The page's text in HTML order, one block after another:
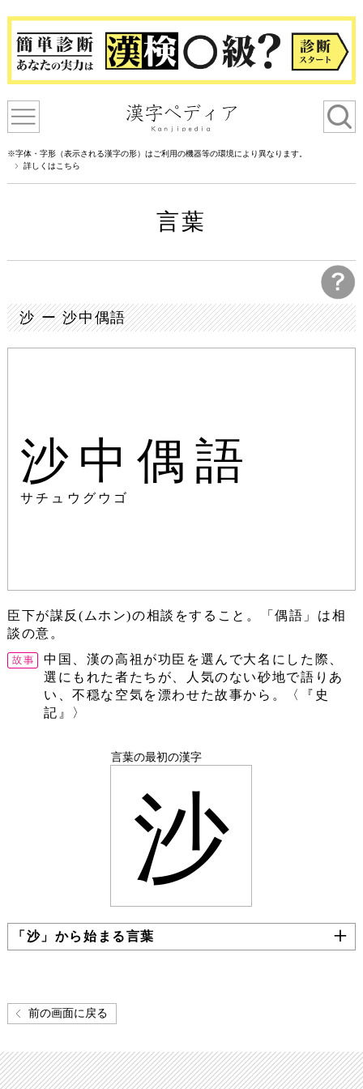
※字体・字形（表示される漢字の形）はご利用の機器等の環境により異なります。
詳しくはこちら
言葉
沙 ー 沙中偶語
沙中偶語
サチュウグウゴ
臣下が謀反(ムホン)の相談をすること。「偶語」は相
談の意。
中国、漢の高祖が功臣を選んで大名にした際、
選にもれた者たちが、人気のない砂地で語りあ
い、不穏な空気を漂わせた故事から。〈『史
記』〉
言葉の最初の漢字
沙
「沙」から始まる言葉
前の画面に戻る